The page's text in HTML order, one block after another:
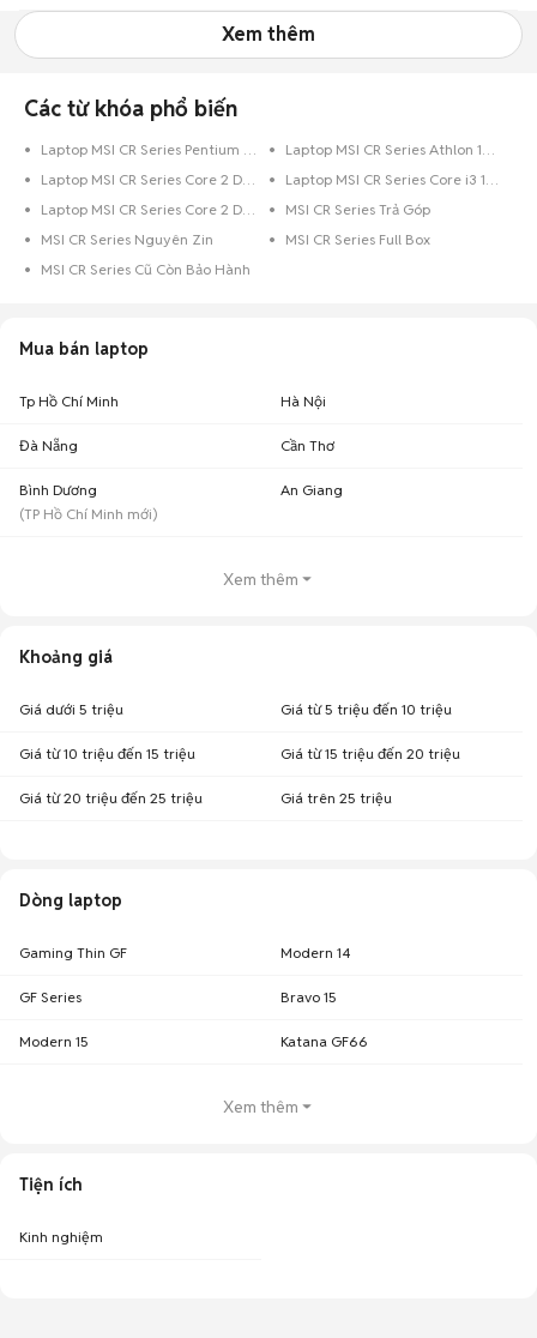
Xem thêm
Các từ khóa phổ biến
Laptop MSI CR Series Pentium 320 GB
Laptop MSI CR Series Athlon 128 GB
Laptop MSI CR Series Core 2 Duo 128 GB
Laptop MSI CR Series Core i3 128 GB
Laptop MSI CR Series Core 2 Duo
MSI CR Series Trả Góp
MSI CR Series Nguyên Zin
MSI CR Series Full Box
MSI CR Series Cũ Còn Bảo Hành
Mua bán laptop
Tp Hồ Chí Minh Hà Nội
Đà Nẵng Cần Thơ
Bình Dương
(TP Hồ Chí Minh mới)
An Giang
Xem thêm
Khoảng giá
Giá dưới 5 triệu Giá từ 5 triệu đến 10 triệu
Giá từ 10 triệu đến 15 triệu Giá từ 15 triệu đến 20 triệu
Giá từ 20 triệu đến 25 triệu Giá trên 25 triệu
Dòng laptop
Gaming Thin GF Modern 14
GF Series Bravo 15
Modern 15 Katana GF66
Xem thêm
Tiện ích
Kinh nghiệm